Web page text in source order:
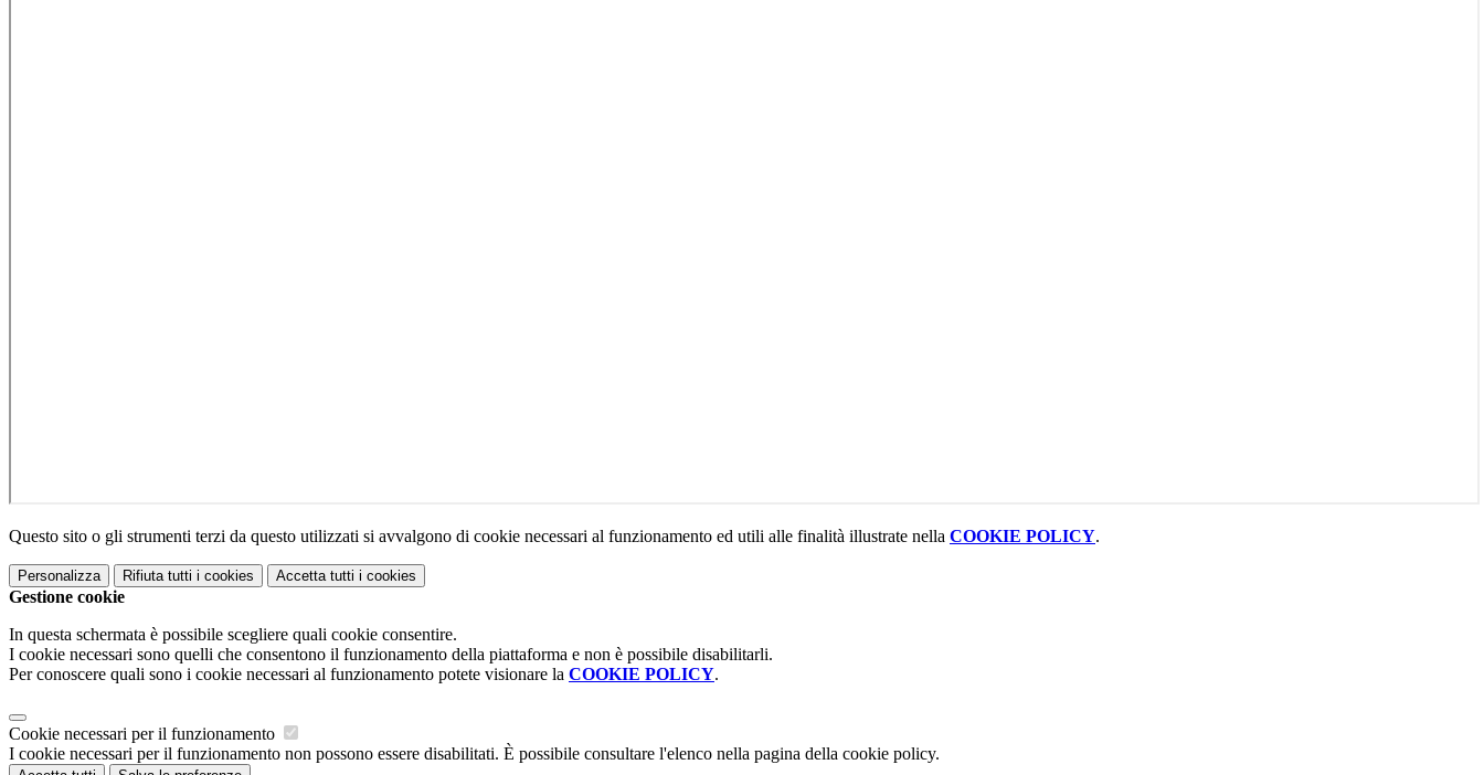
Questo sito o gli strumenti terzi da questo utilizzati si avvalgono di cookie necessari al funzionamento ed utili alle finalità illustrate nella COOKIE POLICY.
Personalizza Rifiuta tutti i cookies Accetta tutti i cookies
Gestione cookie
In questa schermata è possibile scegliere quali cookie consentire.
I cookie necessari sono quelli che consentono il funzionamento della piattaforma e non è possibile disabilitarli.
Per conoscere quali sono i cookie necessari al funzionamento potete visionare la COOKIE POLICY.
Cookie necessari per il funzionamento
I cookie necessari per il funzionamento non possono essere disabilitati. È possibile consultare l'elenco nella pagina della cookie policy.